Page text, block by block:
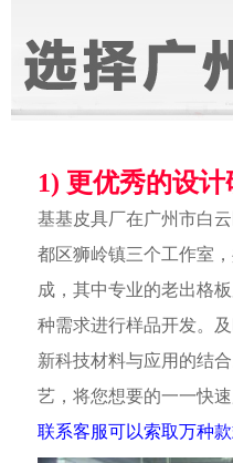
1) 更优秀的设计
基基皮具厂在广州市白
都区狮岭镇三个工作室
成，其中专业的老出格
种需求进行样品开发。
新科技材料与应用的结
艺，将您想要的一一快速
联系客服可以索取万种